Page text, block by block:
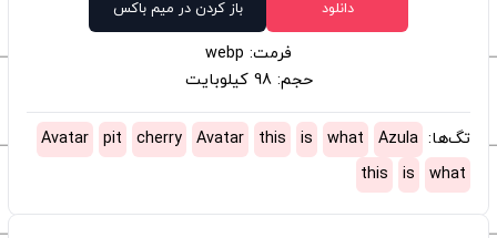
دانلود باز کردن در میم باکس
فرمت: webp
حجم: 98 کیلوبایت
تگ‌ها: Azula
what
is
this
Avatar
cherry
pit
Avatar
what
is
this